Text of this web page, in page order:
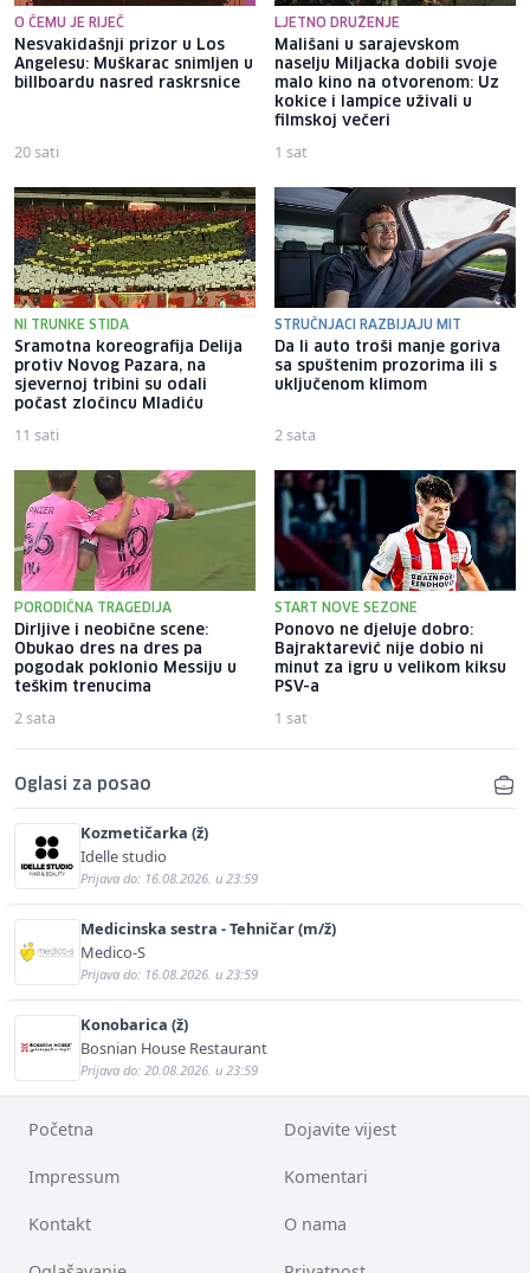
O ČEMU JE RIJEČ
Nesvakidašnji prizor u Los
Angelesu: Muškarac snimljen u
billboardu nasred raskrsnice
20 sati
LJETNO DRUŽENJE
Mališani u sarajevskom
naselju Miljacka dobili svoje
malo kino na otvorenom: Uz
kokice i lampice uživali u
filmskoj večeri
1 sat
NI TRUNKE STIDA
Sramotna koreografija Delija
protiv Novog Pazara, na
sjevernoj tribini su odali
počast zločincu Mladiću
11 sati
STRUČNJACI RAZBIJAJU MIT
Da li auto troši manje goriva
sa spuštenim prozorima ili s
uključenom klimom
2 sata
PORODIČNA TRAGEDIJA
Dirljive i neobične scene:
Obukao dres na dres pa
pogodak poklonio Messiju u
teškim trenucima
2 sata
START NOVE SEZONE
Ponovo ne djeluje dobro:
Bajraktarević nije dobio ni
minut za igru u velikom kiksu
PSV-a
1 sat
Oglasi za posao
Kozmetičarka (ž)
Idelle studio
Prijava do: 16.08.2026. u 23:59
Medicinska sestra - Tehničar (m/ž)
Medico-S
Prijava do: 16.08.2026. u 23:59
Konobarica (ž)
Bosnian House Restaurant
Prijava do: 20.08.2026. u 23:59
Početna Dojavite vijest
Impressum Komentari
Kontakt O nama